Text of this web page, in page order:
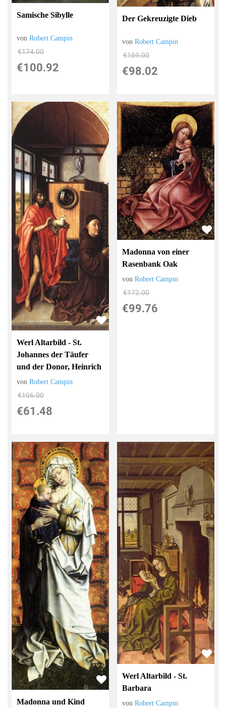
Samische Sibylle
vonRobert Campin
€174.00
€100.92
Der Gekreuzigte Dieb
vonRobert Campin
€169.00
€98.02
Werl Altarbild - St.
Johannes der Täufer
und der Donor, Heinrich
vonRobert Campin
€106.00
€61.48
Madonna von einer
Rasenbank Oak
vonRobert Campin
€172.00
€99.76
Madonna und Kind
Werl Altarbild - St.
Barbara
vonRobert Campin